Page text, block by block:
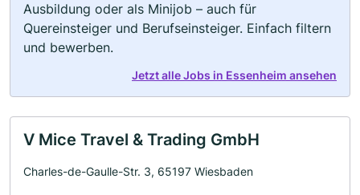
Ausbildung oder als Minijob – auch für
Quereinsteiger und Berufseinsteiger. Einfach filtern
und bewerben.
Jetzt alle Jobs in Essenheim ansehen
V Mice Travel & Trading GmbH
Charles-de-Gaulle-Str. 3, 65197 Wiesbaden